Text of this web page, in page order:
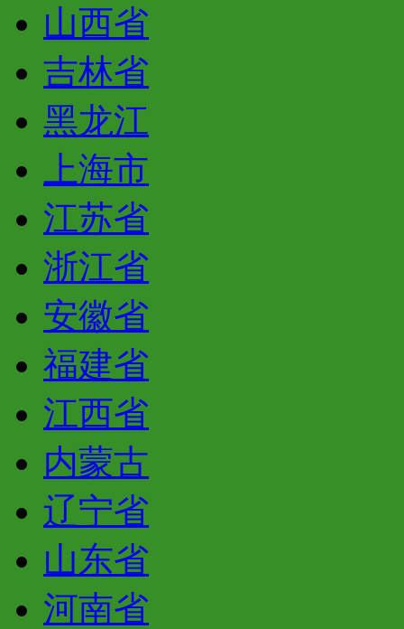
山西省
吉林省
黑龙江
上海市
江苏省
浙江省
安徽省
福建省
江西省
内蒙古
辽宁省
山东省
河南省